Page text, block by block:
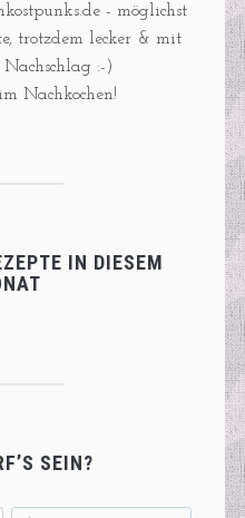
- möglichst
trotzdem lecker & mit
:-)
Nachkochen!
IN DIESEM
SEIN?